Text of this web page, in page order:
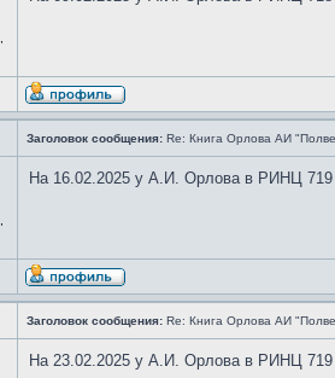
Заголовок сообщения: Re: Книга Орлова АИ
На 16.02.2025 у А.И. Орлова в РИНЦ 719
Заголовок сообщения: Re: Книга Орлова АИ
На 23.02.2025 у А.И. Орлова в РИНЦ 719